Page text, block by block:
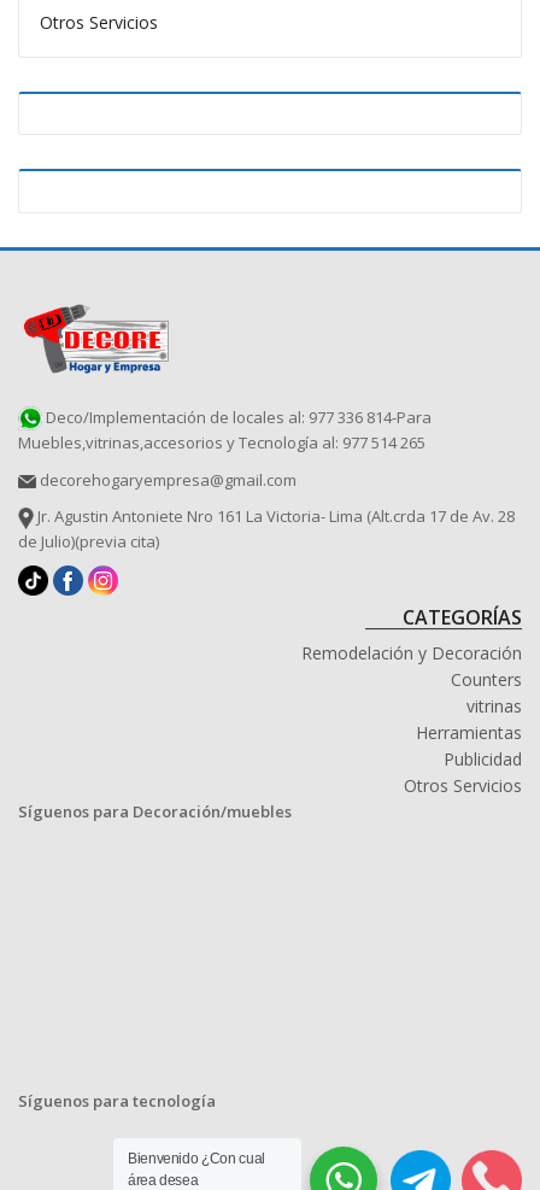
Otros Servicios
Deco/Implementación de locales al: 977 336 814-Para
Muebles,vitrinas,accesorios y Tecnología al: 977 514 265
decorehogaryempresa@gmail.com
Jr. Agustin Antoniete Nro 161 La Victoria- Lima (Alt.crda 17 de Av. 28
de Julio)(previa cita)
CATEGORÍAS
Remodelación y Decoración
Counters
vitrinas
Herramientas
Publicidad
Otros Servicios
Síguenos para Decoración/muebles
Síguenos para tecnología
Bienvenido ¿Con cual
área desea